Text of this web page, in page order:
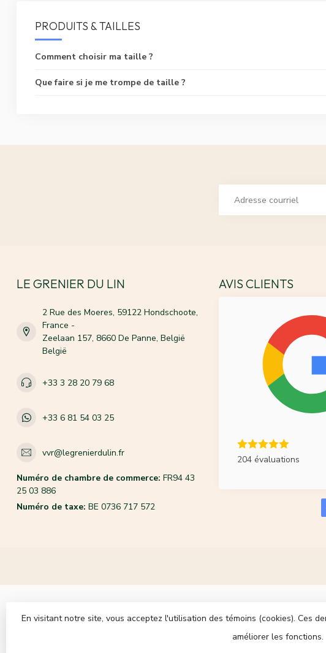
PRODUITS & TAILLES
Comment choisir ma taille ?
Que faire si je me trompe de taille ?
LE GRENIER DU LIN
2 Rue des Moeres, 59122 Hondschoote,
France -
Zeelaan 157, 8660 De Panne, België
België
+33 3 28 20 79 68
+33 6 81 54 03 25
vvr@legrenierdulin.fr
Numéro de chambre de commerce: FR94 43
25 03 886
Numéro de taxe: BE 0736 717 572
AVIS CLIENTS
204 évaluations
© Copyright 2026
En visitant notre site, vous acceptez l'utilisation des témoins (cookies). Ces
améliorer les fonctions.